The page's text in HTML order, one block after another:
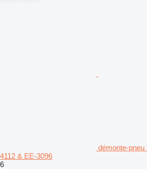
démonte-
4112 & EE-3096
6